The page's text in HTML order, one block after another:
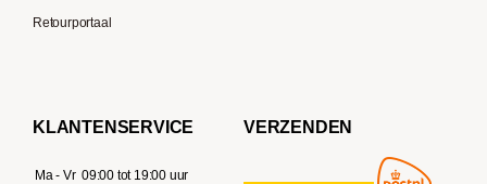
Retourportaal
KLANTENSERVICE
Ma - Vr 09:00 tot 19:00 uur
VERZENDEN